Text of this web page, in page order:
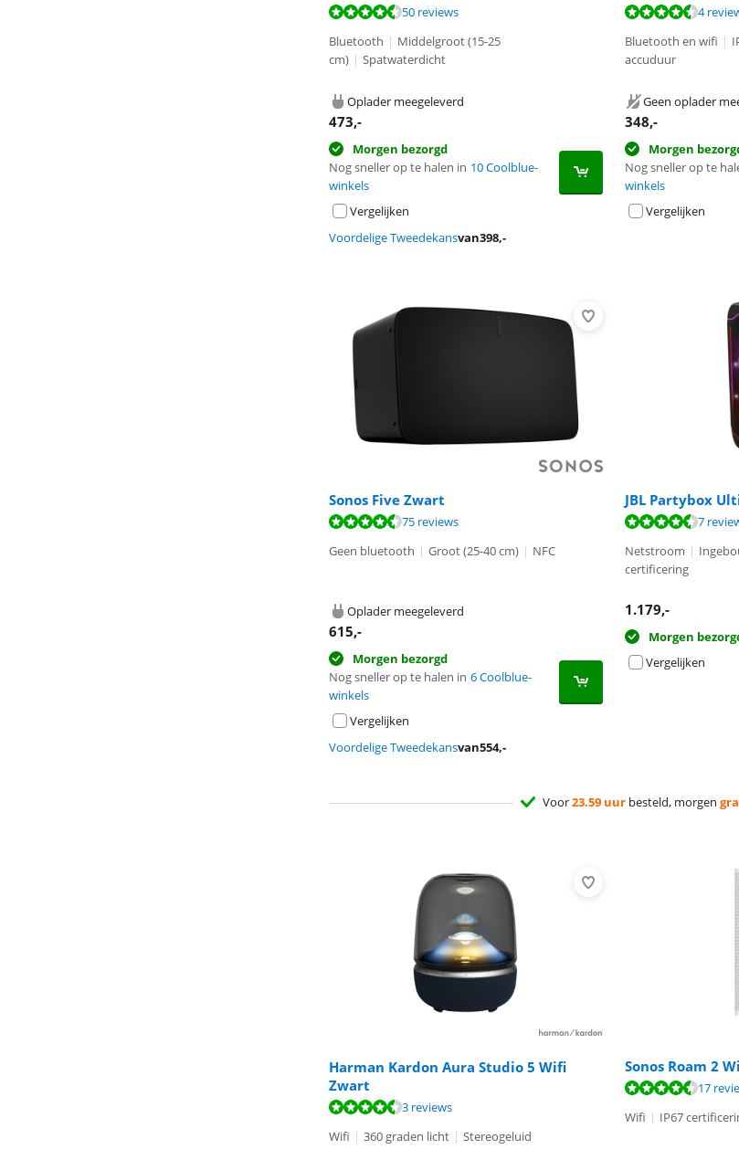
Beoordeling is 9,1 van de 10, gebaseerd op 50 reviews.
50 reviews
Bluetooth | Middelgroot (15-25
cm) | Spatwaterdicht
Oplader meegeleverd
473,-
Morgen bezorgd
Nog sneller op te halen in 10 Coolblue-
winkels
Vergelijken
Voordelige Tweedekansvan398,-
Beoordeling is 9,0 van de 10, gebaseerd op 4 reviews.
4
Bluetooth en wifi |
accuduur
Geen oplader
348,-
Morgen
Nog sneller op te
winkels
Vergelijken
Beoordeling is 8,8 van de 10, gebaseerd op 10 reviews.
Sonos Five Zwart
Beoordeling is 9,0 van de 10, gebaseerd op 75 reviews.
75 reviews
Geen bluetooth | Groot (25-40 cm) | NFC
Oplader meegeleverd
615,-
Morgen bezorgd
Nog sneller op te halen in 6 Coolblue-
winkels
Vergelijken
Voordelige Tweedekansvan554,-
JBL Partybox
Beoordeling is 8,7 van de 10, gebaseerd op 7 reviews.
7
Netstroom |
certificering
1.179,-
Morgen
Vergelijken
Voor23.59 uur besteld, morgen
Harman Kardon Aura Studio 5 Wifi
Zwart
Beoordeling is 9,0 van de 10, gebaseerd op 3 reviews.
3 reviews
Wifi | 360 graden licht | Stereogeluid
Sonos Roam 2
Beoordeling is 8,6 van de 10, gebaseerd op 17 reviews.
17
Wifi | IP67
Beoordeling is 9,1 van de 10, gebaseerd op 50 reviews.